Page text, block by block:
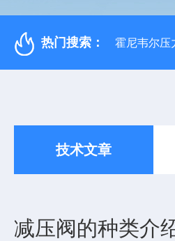
热门搜索： 霍尼韦尔压
技术文章
减压阀的种类介